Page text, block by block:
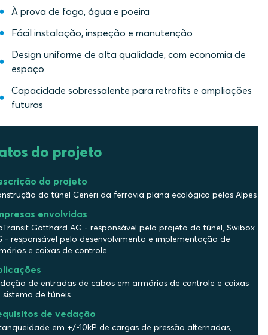
À prova de fogo, água e poeira
Fácil instalação, inspeção e manutenção
Design uniforme de alta qualidade, com economia de
espaço
Capacidade sobressalente para retrofits e ampliações
futuras
do projeto
do projeto
do túnel Ceneri da ferrovia plana ecológica pelos Alpes
envolvidas
Gotthard AG - responsável pelo projeto do túnel, Swibox
- responsável pelo desenvolvimento e implementação de
e caixas de controle
de entradas de cabos em armários de controle e caixas
sistema de túneis
de vedação
em +/-10kP de cargas de pressão alternadas,